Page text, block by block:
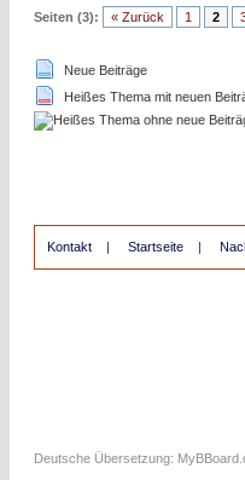
Seiten (3): « Zurück 1 2
Neue Beiträge
Heißes Thema mit neuen
Kontakt | Startseite |
Deutsche Übersetzung: